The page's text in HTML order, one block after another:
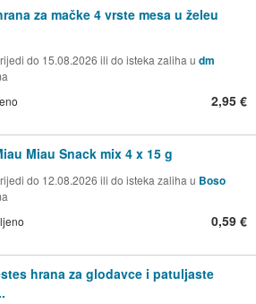
za mačke 4 vrste mesa u želeu
do 15.08.2026 ili do isteka zaliha u dm
2,95 €
Miau Snack mix 4 x 15 g
do 12.08.2026 ili do isteka zaliha u Boso
0,59 €
hrana za glodavce i patuljaste